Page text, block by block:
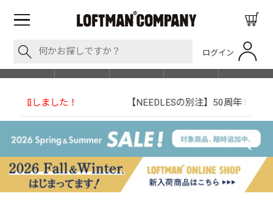
ログイン
SHOP LIST
【NEEDLESの別注】50周年 H.D. Track Pant